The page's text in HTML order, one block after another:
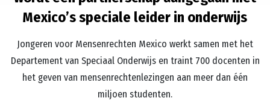
Mexico’s speciale leider in onderwijs
Jongeren voor Mensenrechten Mexico werkt samen met het
Departement van Speciaal Onderwijs en traint 700 docenten in
het geven van mensenrechtenlezingen aan meer dan één
miljoen studenten.